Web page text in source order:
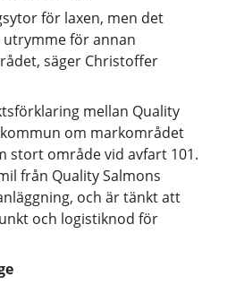
för laxen, men det
för annan
säger Christoffer
mellan Quality
om markområdet
stort område vid avfart 101.
från Quality Salmons
och är tänkt att
och logistiknod för